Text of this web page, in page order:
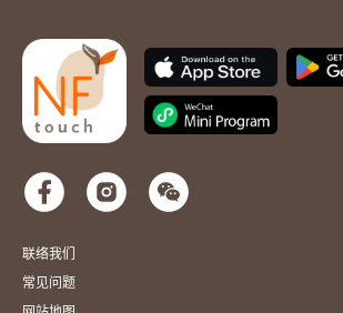
联络我们
常见问题